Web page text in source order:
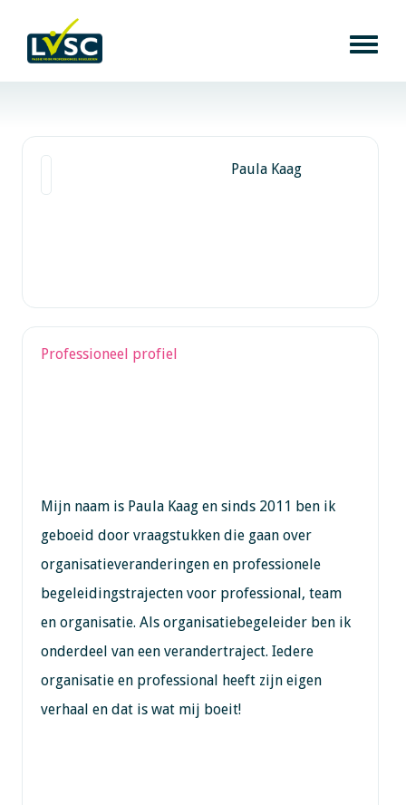
Paula Kaag
Professioneel profiel
Mijn naam is Paula Kaag en sinds 2011 ben ik
geboeid door vraagstukken die gaan over
organisatieveranderingen en professionele
begeleidingstrajecten voor professional, team
en organisatie. Als organisatiebegeleider ben ik
onderdeel van een verandertraject. Iedere
organisatie en professional heeft zijn eigen
verhaal en dat is wat mij boeit!